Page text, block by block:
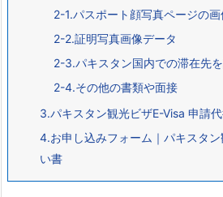
2-1.パスポート顔写真ページの
2-2.証明写真画像データ
2-3.パキスタン国内での滞在先
2-4.その他の書類や面接
3.パキスタン観光ビザE-Visa 申請
4.お申し込みフォーム｜パキスタ
い書